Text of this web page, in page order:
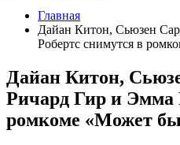
Главная
Дайан Китон, Сьюзен
Робертс снимутся в
Дайан Китон,
Ричард Гир и Эмма
ромкоме «Может